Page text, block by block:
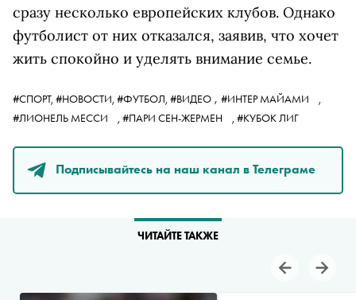
сразу несколько европейских клубов. Однако
футболист от них отказался, заявив, что хочет
жить спокойно и уделять внимание семье.
#СПОРТ, #НОВОСТИ, #ФУТБОЛ, #ВИДЕО , #ИНТЕР МАЙАМИ
,
#ЛИОНЕЛЬ МЕССИ
, #ПАРИ СЕН-ЖЕРМЕН , #КУБОК ЛИГ
Подписывайтесь на наш канал в Телеграме
ЧИТАЙТЕ ТАКЖЕ